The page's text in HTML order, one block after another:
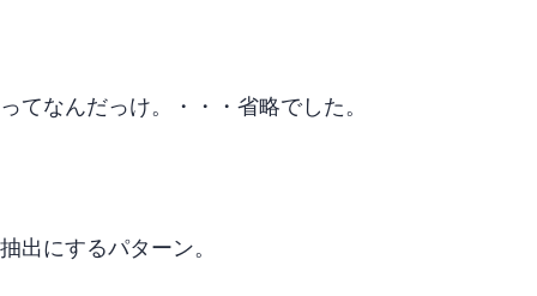
Omitってなんだっけ。・・・省略でした。
抽出にするパターン。